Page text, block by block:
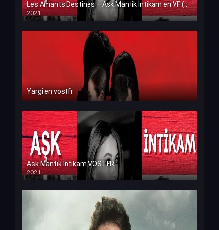
Les Amants Destines – Ask Mantik İntikam en VF (Voix Francaise)
2021
Yargi en vostfr
Ask Mantik İntikam VOSTFR
2021